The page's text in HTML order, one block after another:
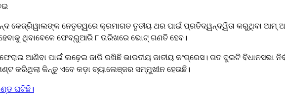
କେଜ୍ରିୱାଲଙ୍କ ନେତୃତ୍ୱରେ କ୍ରମାଗତ ତୃତୀୟ ଥର ପାଇଁ ପ୍ରତିଦ୍ୱନ୍ଦ୍ୱିତା କରୁଥିବା ଆମ୍
ଥିବାବେଳେ ଫେବ୍ରୁଆରି ୮ ତାରିଖରେ ଭୋଟ୍ ଗଣତି ହେବ।
ଆଣିବା ପାଇଁ ଲଢ଼େଇ ଜାରି ରଖିଛି ଭାରତୀୟ ଜାତୀୟ କଂଗ୍ରେସ। ଗତ ଦୁଇଟି ବିଧାନସଭା
କରିଥିଲା କିନ୍ତୁ ଏବେ କଡ଼ା ଚ୍ୟାଲେଞ୍ଜର ସମ୍ମୁଖୀନ ହେଉଛି।
ଘଟିଛି।